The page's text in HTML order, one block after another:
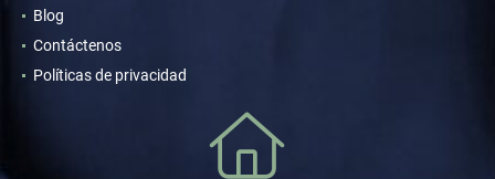
Blog
Contáctenos
Políticas de privacidad